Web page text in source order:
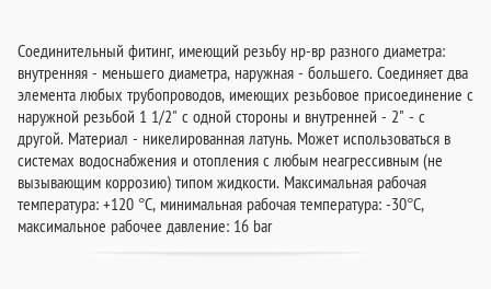
Соединительный фитинг, имеющий резьбу нр-вр разного диаметра:
внутренняя - меньшего диаметра, наружная - большего. Соединяет два
элемента любых трубопроводов, имеющих резьбовое присоединение с
наружной резьбой 1 1/2" с одной стороны и внутренней - 2" - с
другой. Материал - никелированная латунь. Может использоваться в
системах водоснабжения и отопления с любым неагрессивным (не
вызывающим коррозию) типом жидкости. Максимальная рабочая
температура: +120 °C, минимальная рабочая температура: -30°C,
максимальное рабочее давление: 16 bar